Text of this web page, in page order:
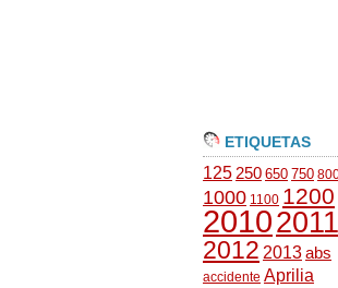
ETIQUETAS
125 250 650 750
1000 1100 1200
20102011
2012 2013abs
accidente Aprilia